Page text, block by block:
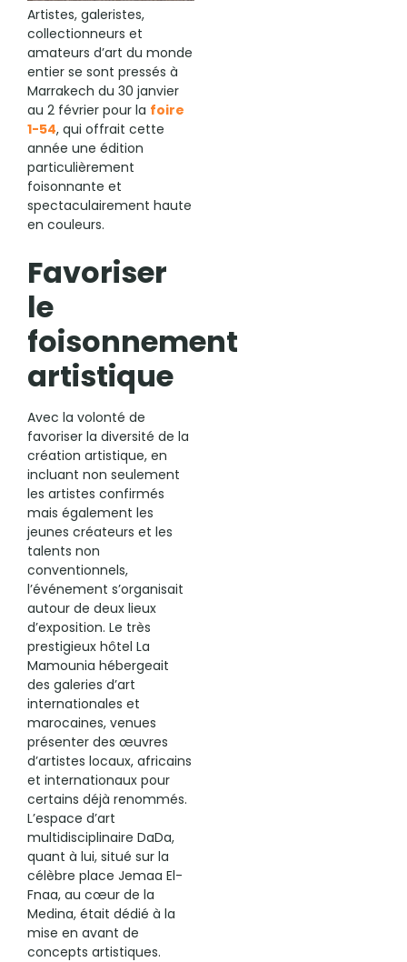
Artistes, galeristes,
collectionneurs et
amateurs d’art du monde
entier se sont pressés à
Marrakech du 30 janvier
au 2 février pour la foire
1-54, qui offrait cette
année une édition
particulièrement
foisonnante et
spectaculairement haute
en couleurs.
Favoriser
le
foisonnement
artistique
Avec la volonté de
favoriser la diversité de la
création artistique, en
incluant non seulement
les artistes confirmés
mais également les
jeunes créateurs et les
talents non
conventionnels,
l’événement s’organisait
autour de deux lieux
d’exposition. Le très
prestigieux hôtel La
Mamounia hébergeait
des galeries d’art
internationales et
marocaines, venues
présenter des œuvres
d’artistes locaux, africains
et internationaux pour
certains déjà renommés.
L’espace d’art
multidisciplinaire DaDa,
quant à lui, situé sur la
célèbre place Jemaa El-
Fnaa, au cœur de la
Medina, était dédié à la
mise en avant de
concepts artistiques.